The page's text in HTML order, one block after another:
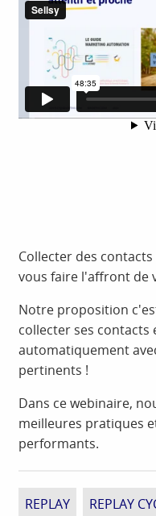
Collecter des
vous faire l'affront de
Notre proposition
collecter ses contacts
automatiquement
pertinents !
Dans ce webinaire,
meilleures pratiques
performants.
REPLAY REPLAY